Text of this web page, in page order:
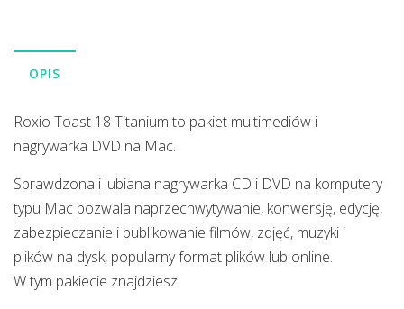
OPIS
Roxio Toast 18 Titanium to pakiet multimediów i
nagrywarka DVD na Mac.
Sprawdzona i lubiana nagrywarka CD i DVD na komputery
typu Mac pozwala naprzechwytywanie, konwersję, edycję,
zabezpieczanie i publikowanie filmów, zdjęć, muzyki i
plików na dysk, popularny format plików lub online.
W tym pakiecie znajdziesz: